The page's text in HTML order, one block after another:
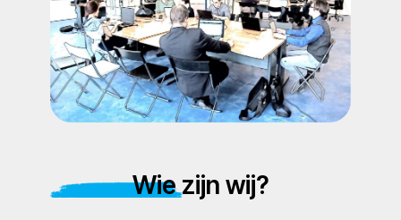
Wie zijn wij?